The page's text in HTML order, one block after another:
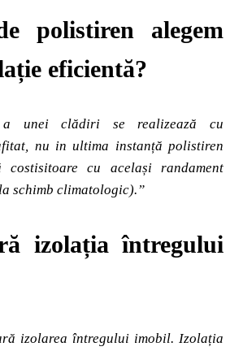
polistiren alegem
eficientă?
a unei clădiri se realizează cu
nu in ultima instanță polistiren
cu același randament
schimb climatologic).”
izolația întregului
izolarea întregului imobil. Izolația